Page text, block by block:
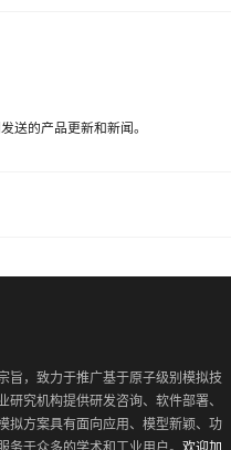
送的产品更新和新闻。
旨，致力于推广基于原子级别模拟技
究机构提供研发咨询、软件部署、
拟方案具有面向应用、模型新颖、功